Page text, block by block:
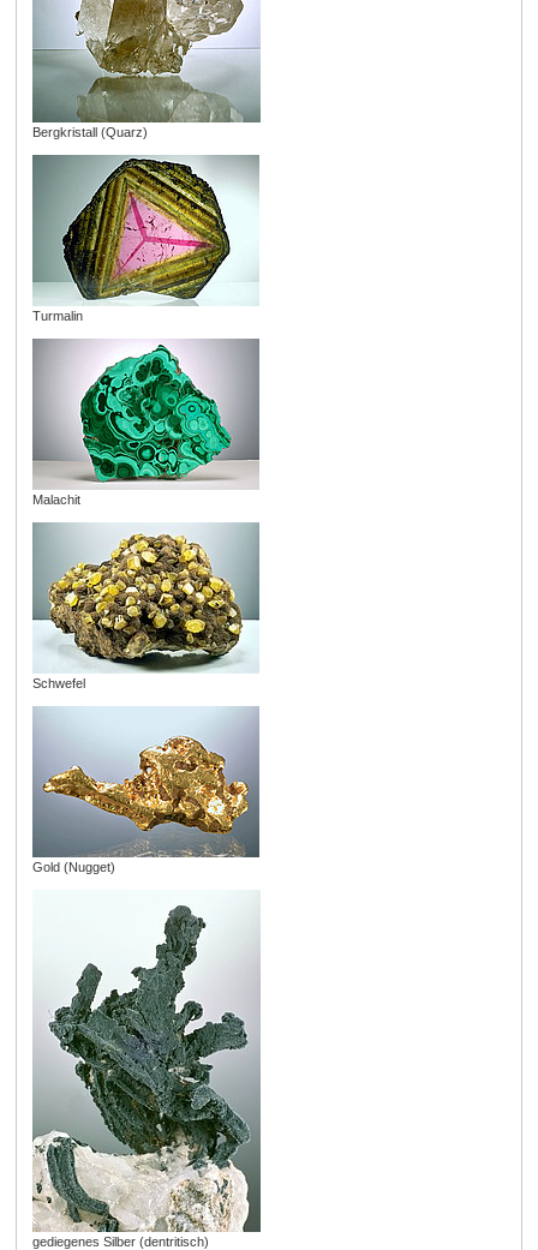
Bergkristall (Quarz)
Turmalin
Malachit
Schwefel
Gold (Nugget)
gediegenes Silber (dentritisch)